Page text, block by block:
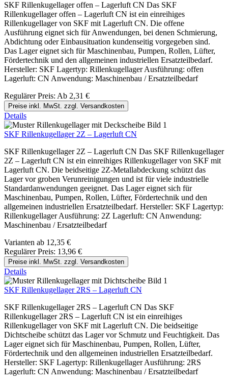
SKF Rillenkugellager offen – Lagerluft CN Das SKF
Rillenkugellager offen – Lagerluft CN ist ein einreihiges
Rillenkugellager von SKF mit Lagerluft CN. Die offene
Ausführung eignet sich für Anwendungen, bei denen Schmierung,
Abdichtung oder Einbausituation kundenseitig vorgegeben sind.
Das Lager eignet sich für Maschinenbau, Pumpen, Rollen, Lüfter,
Fördertechnik und den allgemeinen industriellen Ersatzteilbedarf.
Hersteller: SKF Lagertyp: Rillenkugellager Ausführung: offen
Lagerluft: CN Anwendung: Maschinenbau / Ersatzteilbedarf
Regulärer Preis: Ab 2,31 €
Preise inkl. MwSt. zzgl. Versandkosten
Details
SKF Rillenkugellager 2Z – Lagerluft CN
SKF Rillenkugellager 2Z – Lagerluft CN Das SKF Rillenkugellager
2Z – Lagerluft CN ist ein einreihiges Rillenkugellager von SKF mit
Lagerluft CN. Die beidseitige 2Z-Metallabdeckung schützt das
Lager vor groben Verunreinigungen und ist für viele industrielle
Standardanwendungen geeignet. Das Lager eignet sich für
Maschinenbau, Pumpen, Rollen, Lüfter, Fördertechnik und den
allgemeinen industriellen Ersatzteilbedarf. Hersteller: SKF Lagertyp:
Rillenkugellager Ausführung: 2Z Lagerluft: CN Anwendung:
Maschinenbau / Ersatzteilbedarf
Varianten ab 12,35 €
Regulärer Preis: 13,96 €
Preise inkl. MwSt. zzgl. Versandkosten
Details
SKF Rillenkugellager 2RS – Lagerluft CN
SKF Rillenkugellager 2RS – Lagerluft CN Das SKF
Rillenkugellager 2RS – Lagerluft CN ist ein einreihiges
Rillenkugellager von SKF mit Lagerluft CN. Die beidseitige
Dichtscheibe schützt das Lager vor Schmutz und Feuchtigkeit. Das
Lager eignet sich für Maschinenbau, Pumpen, Rollen, Lüfter,
Fördertechnik und den allgemeinen industriellen Ersatzteilbedarf.
Hersteller: SKF Lagertyp: Rillenkugellager Ausführung: 2RS
Lagerluft: CN Anwendung: Maschinenbau / Ersatzteilbedarf